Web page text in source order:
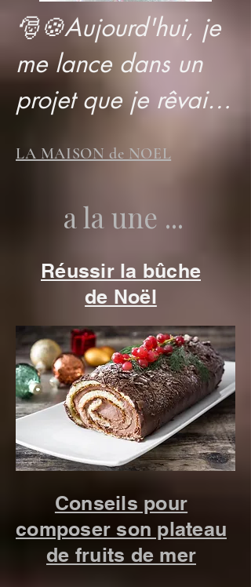
🎅🍪Aujourd'hui, je
me lance dans un
projet que je rêvais
construire une
d'épices pour Noël.
Ces jolies maisons
décorées à la
manière de chalets
enneigés m'ont
toujours attirée. Ce
sont des recettes
LA MAISON de NOEL
a la une ...
Réussir la bûche
de Noël
Conseils pour
composer son plateau
de fruits de mer